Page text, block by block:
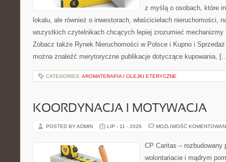
z myślą o osobach, które
lokalu, ale również o inwestorach, właścicielach nieruchomości,
wszystkich czytelnikach chcących lepiej zrozumieć mechanizmy
Zobacz także Rynek Nieruchomości w Polsce i Kupno i
można znaleźć merytoryczne publikacje dotyczące kupowania,
CATEGORIES: AROMATERAPIA I OLEJKI ETERYCZNE
KOORDYNACJA I MOTYWACJA
POSTED BY ADMIN LIP - 11 - 2026 MOŻLIWOŚĆ
CP Caritas – rozbudowany
wolontariacie i mądrym